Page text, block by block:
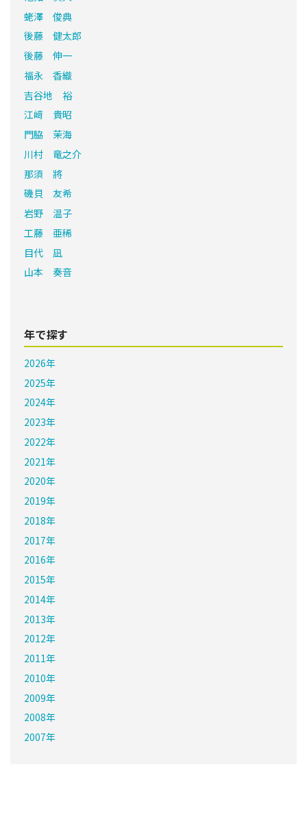
蛯澤 俊典
後藤 健太郎
後藤 伸一
福永 香織
吉谷地 裕
江﨑 貴昭
門脇 茉海
川村 竜之介
那須 將
磯貝 友希
岩野 温子
工藤 亜稀
目代 凪
山本 奏音
年で探す
2026年
2025年
2024年
2023年
2022年
2021年
2020年
2019年
2018年
2017年
2016年
2015年
2014年
2013年
2012年
2011年
2010年
2009年
2008年
2007年